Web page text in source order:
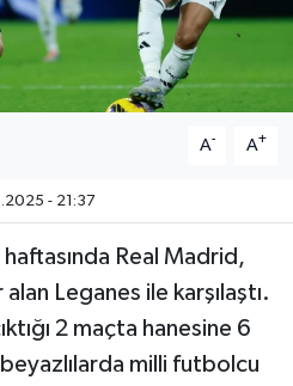
A- A+
- 21:37
Real Madrid,
Leganes ile karşılaştı.
2 maçta hanesine 6
milli futbolcu